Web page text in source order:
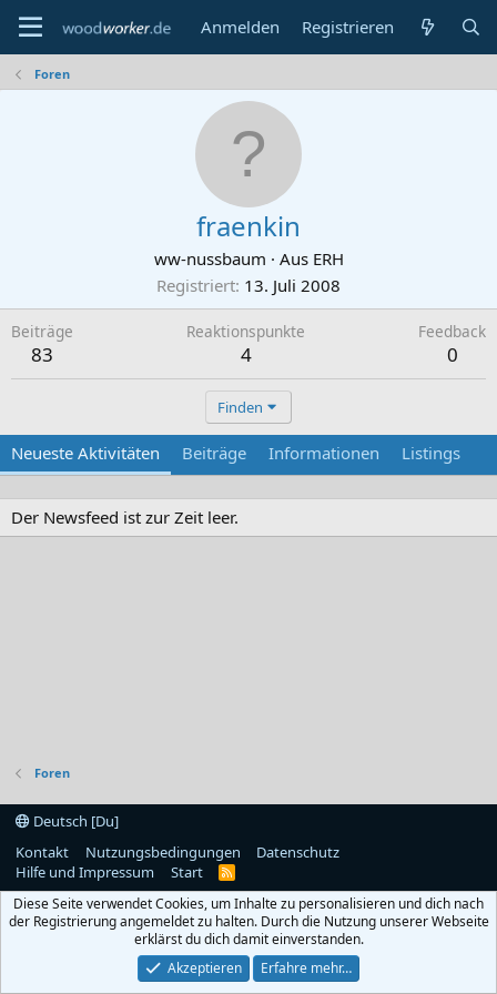
Anmelden Registrieren
Foren
fraenkin
ww-nussbaum · Aus ERH
Registriert 13. Juli 2008
Beiträge
83
Reaktionspunkte
4
Feedback
0
Finden
Neueste Aktivitäten Beiträge Informationen Listings
Der Newsfeed ist zur Zeit leer.
Foren
Deutsch [Du]
Kontakt
Nutzungsbedingungen
Datenschutz
Hilfe und Impressum
Start
R
S
Diese Seite verwendet Cookies, um Inhalte zu personalisieren und dich nach
der Registrierung angemeldet zu halten. Durch die Nutzung unserer Webseite
erklärst du dich damit einverstanden.
Akzeptieren
Erfahre mehr…